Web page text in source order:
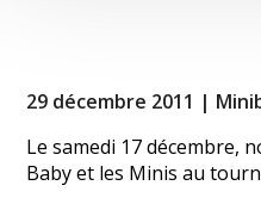
29 décembre 2011 |
Le samedi 17 décembre,
Baby et les Minis au